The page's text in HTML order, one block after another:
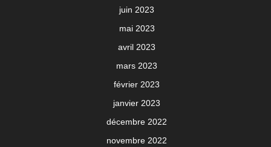
juin 2023
mai 2023
avril 2023
mars 2023
février 2023
janvier 2023
décembre 2022
novembre 2022